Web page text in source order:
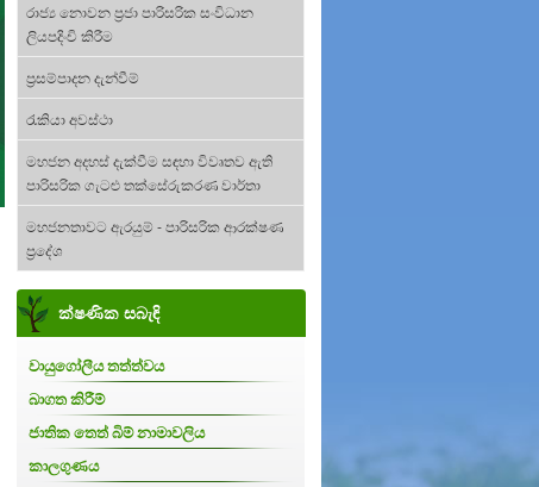
රාජ්‍ය නොවන ප්‍රජා පාරිසරික සංවිධාන
ලියපදිංචි කිරීම
ප්‍රසම්පාදන දැන්වීම්
රැකියා අවස්ථා
මහජන අදහස් දැක්වීම සඳහා විවෘතව ඇති
පාරිසරික ගැටළු තක්සේරුකරණ වාර්තා
මහජනතාවට ඇරයුම් - පාරිසරික ආරක්ෂණ
ප්‍රදේශ
ක්ෂණික සබැඳි
වායුගෝලීය තත්ත්වය
බාගත කිරීම්
ජාතික තෙත් බිම් නාමාවලිය
කාලගුණය